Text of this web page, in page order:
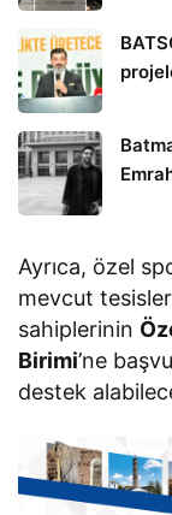
Ayrıca, özel
mevcut
sahiplerinin
Birimi’ne
destek